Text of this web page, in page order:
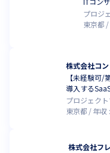
プロジ
東京都
株式会社コ
【未経験可
導入する
プロジェク
東京都
年収 :
株式会社フ